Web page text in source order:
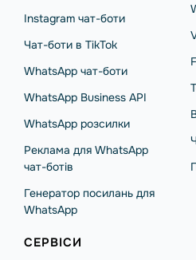
Instagram чат-боти
Чат-боти в TikTok
WhatsApp чат-боти
WhatsApp Business API
WhatsApp розсилки
Реклама для WhatsApp
чат-ботів
Генератор посилань для
WhatsApp
СЕРВІСИ